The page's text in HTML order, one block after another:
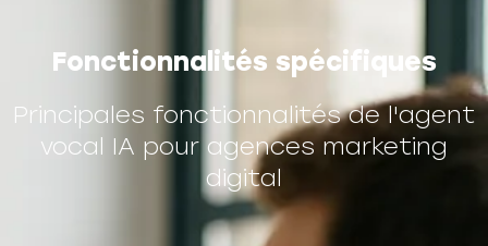
Fonctionnalités spécifiques
Principales fonctionnalités de l'agent
vocal IA pour agences marketing
digital